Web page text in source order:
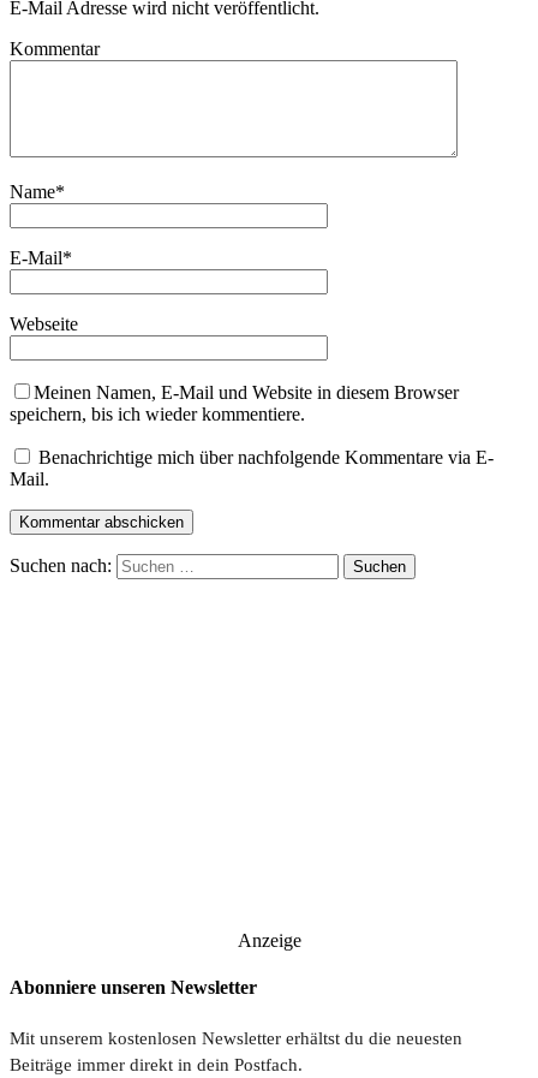
E-Mail Adresse wird nicht veröffentlicht.
Kommentar
Name*
E-Mail*
Webseite
Meinen Namen, E-Mail und Website in diesem Browser
speichern, bis ich wieder kommentiere.
Benachrichtige mich über nachfolgende Kommentare via E-
Mail.
Suchen nach:
Anzeige
Abonniere unseren Newsletter
Mit unserem kostenlosen Newsletter erhältst du die neuesten
Beiträge immer direkt in dein Postfach.